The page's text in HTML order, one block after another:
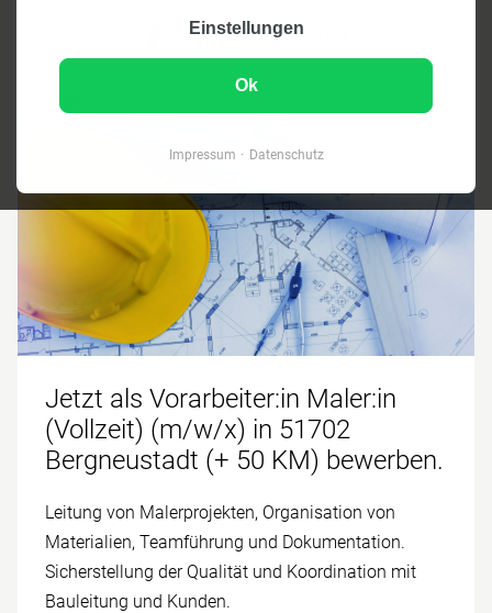
Einstellungen
Ok
Impressum Datenschutz
Jetzt als Vorarbeiter:in Maler:in
(Vollzeit) (m/w/x) in 51702
Bergneustadt (+ 50 KM) bewerben.
Leitung von Maler­projekten, Organisation von
Materialien, Team­führung und Doku­mentation.
Sicher­stellung der Qualität und Koordination mit
Bau­leitung und Kunden.